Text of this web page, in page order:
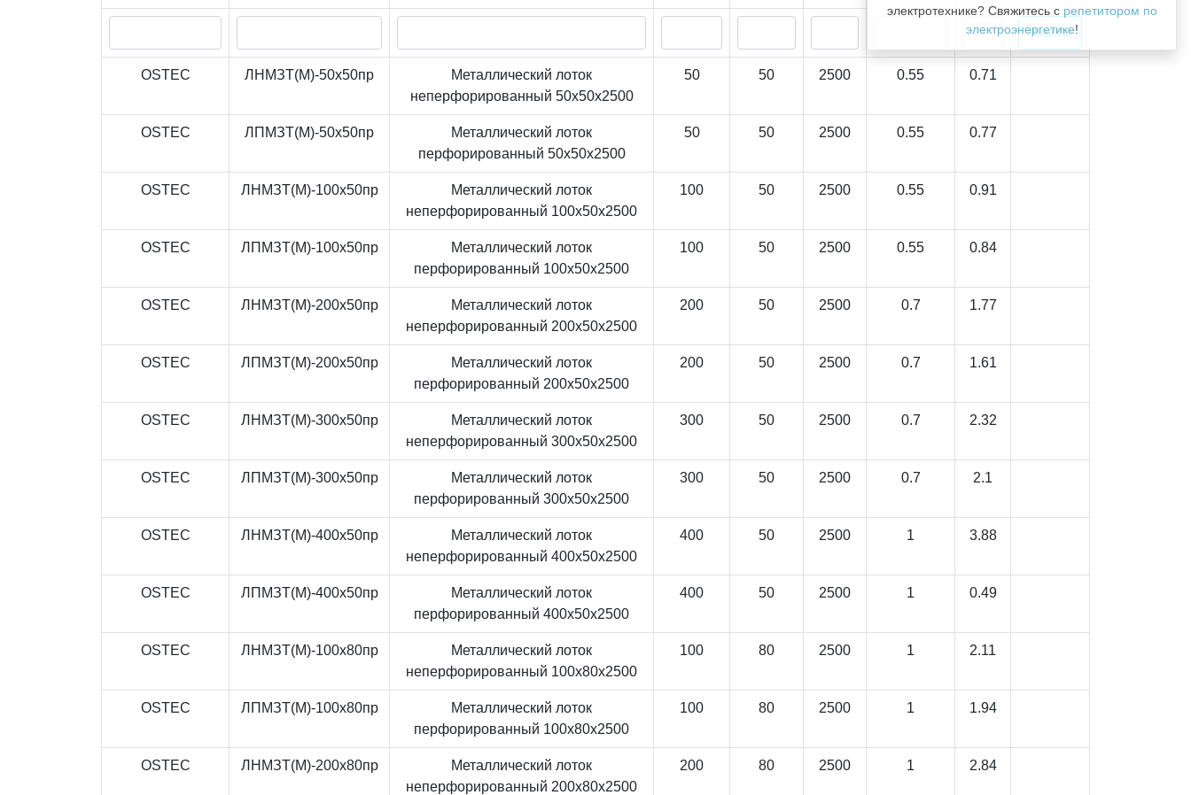
электротехнике? Свяжитесь с репетитором по
электроэнергетике!
OSTEC ЛНМЗТ(М)-50x50пр
Металлический лоток
неперфорированный 50x50x2500
50 50 2500 0.55 0.71
OSTEC ЛПМЗТ(М)-50x50пр
Металлический лоток
перфорированный 50x50x2500
50 50 2500 0.55 0.77
OSTEC ЛНМЗТ(М)-100x50пр
Металлический лоток
неперфорированный 100x50x2500
100 50 2500 0.55 0.91
OSTEC ЛПМЗТ(М)-100x50пр
Металлический лоток
перфорированный 100x50x2500
100 50 2500 0.55 0.84
OSTEC ЛНМЗТ(М)-200x50пр
Металлический лоток
неперфорированный 200x50x2500
200 50 2500 0.7 1.77
OSTEC ЛПМЗТ(М)-200x50пр
Металлический лоток
перфорированный 200x50x2500
200 50 2500 0.7 1.61
OSTEC ЛНМЗТ(М)-300x50пр
Металлический лоток
неперфорированный 300x50x2500
300 50 2500 0.7 2.32
OSTEC ЛПМЗТ(М)-300x50пр
Металлический лоток
перфорированный 300x50x2500
300 50 2500 0.7 2.1
OSTEC ЛНМЗТ(М)-400x50пр
Металлический лоток
неперфорированный 400x50x2500
400 50 2500 1 3.88
OSTEC ЛПМЗТ(М)-400x50пр
Металлический лоток
перфорированный 400x50x2500
400 50 2500 1 0.49
OSTEC ЛНМЗТ(М)-100x80пр
Металлический лоток
неперфорированный 100x80x2500
100 80 2500 1 2.11
OSTEC ЛПМЗТ(М)-100x80пр
Металлический лоток
перфорированный 100x80x2500
100 80 2500 1 1.94
OSTEC ЛНМЗТ(М)-200x80пр
Металлический лоток
неперфорированный 200x80x2500
200 80 2500 1 2.84